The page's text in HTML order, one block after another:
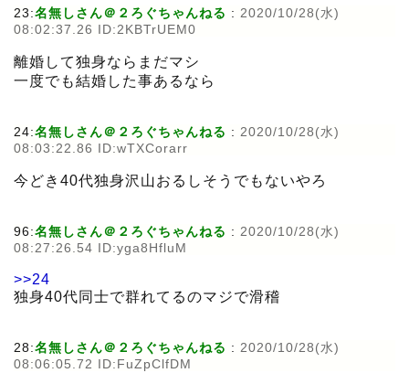
23:名無しさん＠２ろぐちゃんねる : 2020/10/28(水)
08:02:37.26 ID:2KBTrUEM0
離婚して独身ならまだマシ
一度でも結婚した事あるなら
24:名無しさん＠２ろぐちゃんねる : 2020/10/28(水)
08:03:22.86 ID:wTXCorarr
今どき40代独身沢山おるしそうでもないやろ
96:名無しさん＠２ろぐちゃんねる : 2020/10/28(水)
08:27:26.54 ID:yga8HfluM
>>24
独身40代同士で群れてるのマジで滑稽
28:名無しさん＠２ろぐちゃんねる : 2020/10/28(水)
08:06:05.72 ID:FuZpClfDM